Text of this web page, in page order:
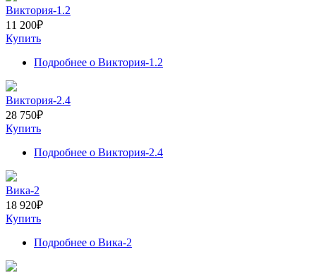
Виктория-1.2
11 200₽
Купить
Подробнее о Виктория-1.2
Виктория-2.4
28 750₽
Купить
Подробнее о Виктория-2.4
Вика-2
18 920₽
Купить
Подробнее о Вика-2